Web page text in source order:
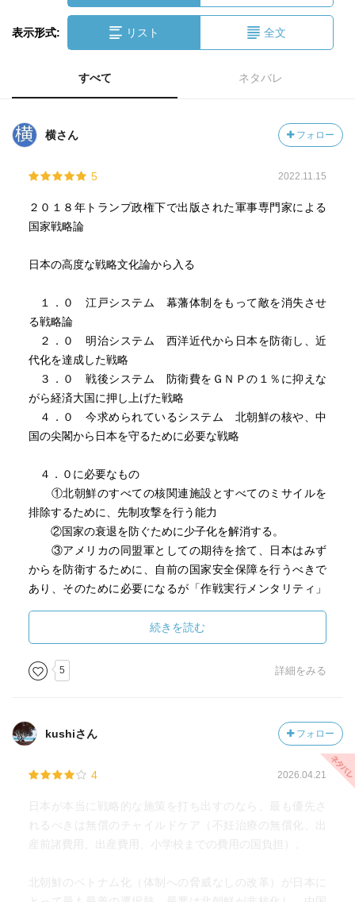
表示形式: リスト 全文
すべて ネタバレ
横さん フォロー
5 2022.11.15
２０１８年トランプ政権下で出版された軍事専門家による
国家戦略論
日本の高度な戦略文化論から入る
１．０ 江戸システム 幕藩体制をもって敵を消失させ
る戦略論
２．０ 明治システム 西洋近代から日本を防衛し、近
代化を達成した戦略
３．０ 戦後システム 防衛費をＧＮＰの１％に抑えな
がら経済大国に押し上げた戦略
４．０ 今求められているシステム 北朝鮮の核や、中
国の尖閣から日本を守るために必要な戦略
４．０に必要なもの
①北朝鮮のすべての核関連施設とすべてのミサイルを
排除するために、先制攻撃を行う能力
②国家の衰退を防ぐために少子化を解消する。
③アメリカの同盟軍としての期待を捨て、日本はみず
からを防衛するために、自前の国家安全保障を行うべきで
あり、そのために必要になるが「作戦実行メンタリティ」
④これまで用意してこなかった、防衛のための攻撃能
力を手に入れるために、早急に手にいれるべきは、現実的
な戦闘能力である。ズルをしても相手にかつこと。であ
る。
うことができる。パレードで素晴らしい動きをする軍は、
そのための訓練しかしておらず、弱い。
自衛隊に必要なのは、 ①常にアクションを仕掛ける
続きを読む
5 詳細をみる
kushiさん フォロー
4 2026.04.21
日本が本当に戦略的な施策を打ち出すのなら、最も優先さ
れるべきは無償のチャイルドケア（不妊治療の無償化、出
産前諸費用、出産費用、小学校までの費用の国負担）。
北朝鮮のベトナム化（体制への脅威なしの改革）が日本に